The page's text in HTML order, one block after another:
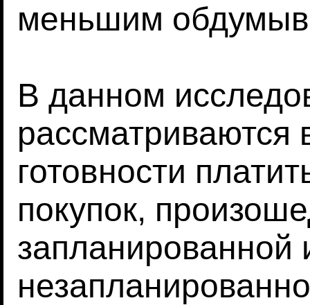
меньшим
В данном
рассматриваются
готовности
покупок,
запланированной